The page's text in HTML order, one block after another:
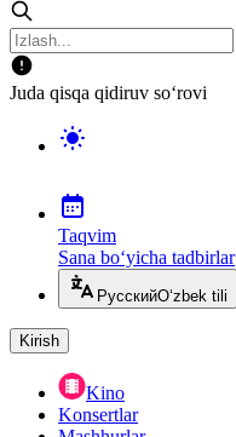
Juda qisqa qidiruv so‘rovi
Taqvim
Sana bo‘yicha tadbirlar
РусскийO‘zbek tili
Kirish
Kino
Konsertlar